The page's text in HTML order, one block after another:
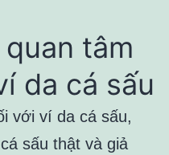
tâm
da cá sấu
với ví da cá sấu,
sấu thật và giả